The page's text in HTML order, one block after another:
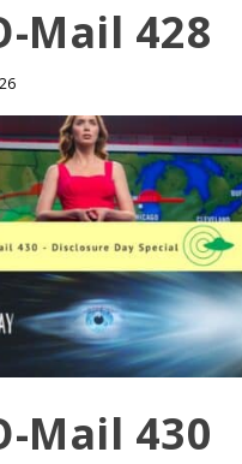
Mail 428
Mail 430